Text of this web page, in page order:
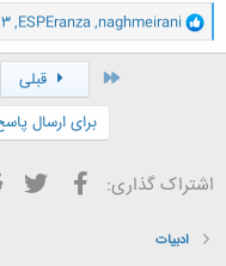
و
ا
ک
naghmeirani
,
ESPEranza
,
قبلی
برای ارسال
اشتراک گذاری: فیسبوک
ادبیات